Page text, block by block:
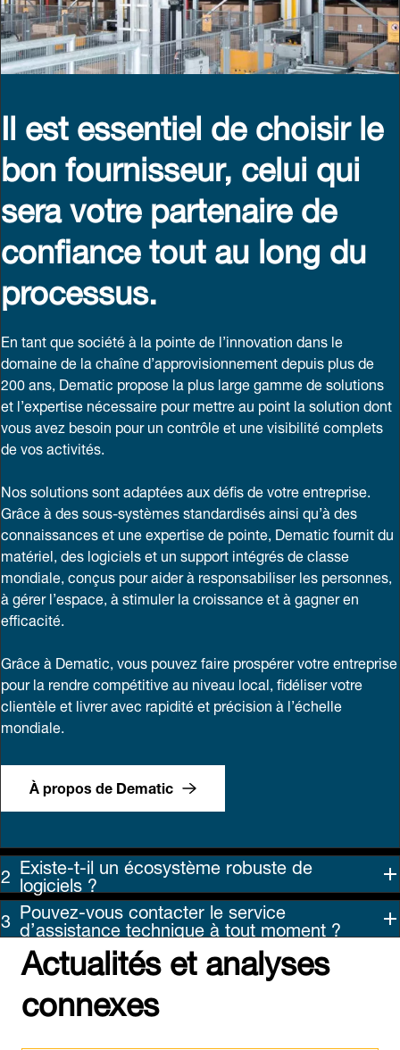
Il est essentiel de choisir le
bon fournisseur, celui qui
sera votre partenaire de
confiance tout au long du
processus.
En tant que société à la pointe de l’innovation dans le
domaine de la chaîne d’approvisionnement depuis plus de
200 ans, Dematic propose la plus large gamme de solutions
et l’expertise nécessaire pour mettre au point la solution dont
vous avez besoin pour un contrôle et une visibilité complets
de vos activités.
Nos solutions sont adaptées aux défis de votre entreprise.
Grâce à des sous-systèmes standardisés ainsi qu’à des
connaissances et une expertise de pointe, Dematic fournit du
matériel, des logiciels et un support intégrés de classe
mondiale, conçus pour aider à responsabiliser les personnes,
à gérer l’espace, à stimuler la croissance et à gagner en
efficacité.
Grâce à Dematic, vous pouvez faire prospérer votre entreprise
pour la rendre compétitive au niveau local, fidéliser votre
clientèle et livrer avec rapidité et précision à l’échelle
mondiale.
À propos de Dematic
Existe-t-il un écosystème robuste de
logiciels ?
Pouvez-vous contacter le service
d’assistance technique à tout moment ?
Actualités et analyses
connexes